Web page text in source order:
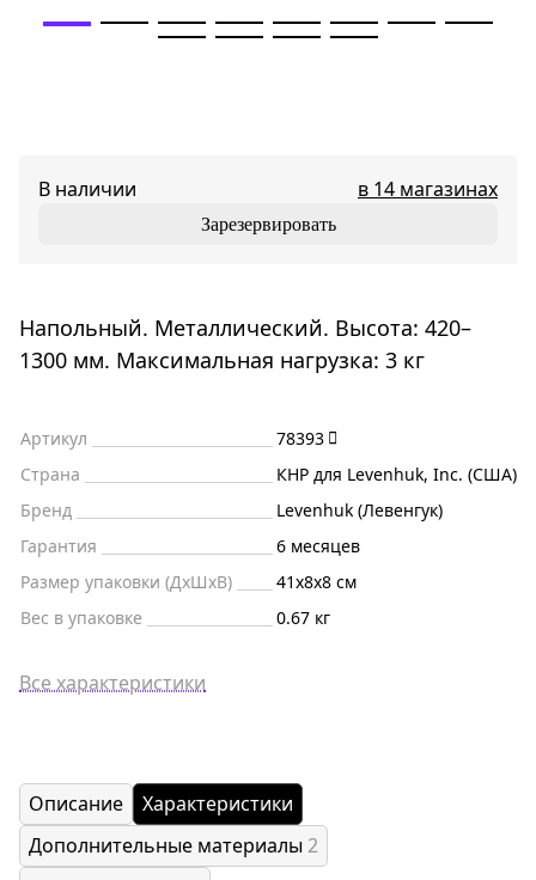
Напольный. Металлический. Высота: 420–
1300 мм. Максимальная нагрузка: 3 кг
В наличии в 14 магазинах
Зарезервировать
Артикул
78393
Страна
КНР для Levenhuk, Inc. (США)
Бренд
Levenhuk (Левенгук)
Гарантия
6 месяцев
Размер упаковки (ДxШxВ)
41x8x8 см
Вес в упаковке
0.67 кг
Все характеристики
Описание
Характеристики
Дополнительные материалы 2